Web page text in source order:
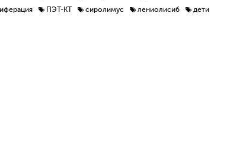
ПЭТ-КТ сиролимус лениолисиб дети